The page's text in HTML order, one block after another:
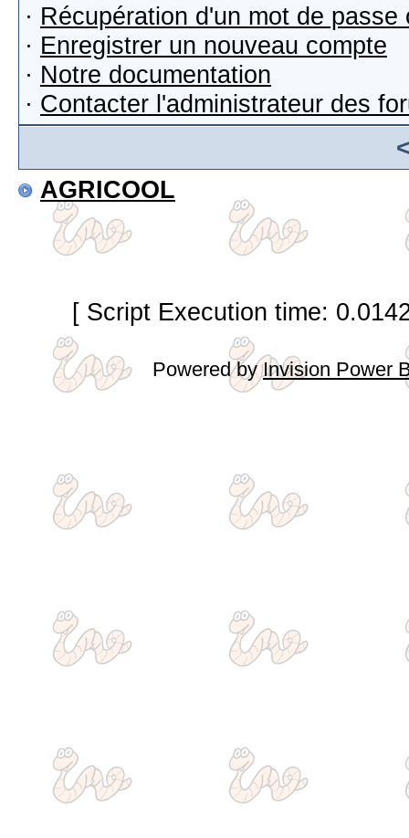
· Récupération d'un mot de passe
· Enregistrer un nouveau compte
· Notre documentation
· Contacter l'administrateur des
AGRICOOL
[ Script Execution time:
Powered byInvision Power